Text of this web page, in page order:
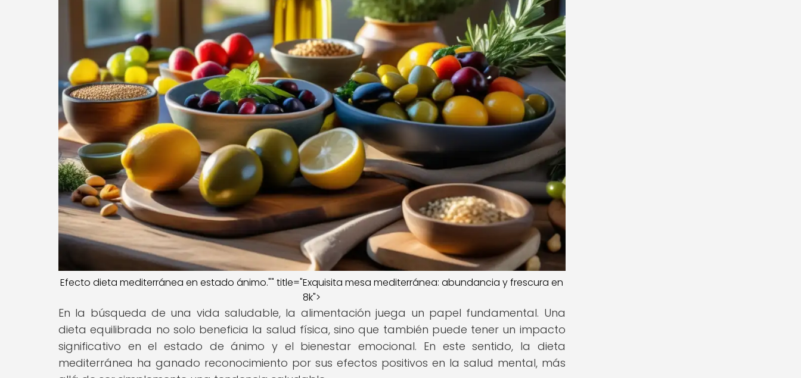
Efecto dieta mediterránea en estado ánimo."" title="Exquisita mesa mediterránea: abundancia y frescura en
8k">
En la búsqueda de una vida saludable, la alimentación juega un papel fundamental. Una
dieta equilibrada no solo beneficia la salud física, sino que también puede tener un impacto
significativo en el estado de ánimo y el bienestar emocional. En este sentido, la dieta
mediterránea ha ganado reconocimiento por sus efectos positivos en la salud mental, más